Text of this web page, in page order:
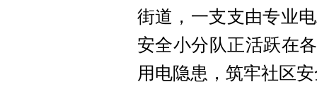
街道，一支支由专业
安全小分队正活跃在
用电隐患，筑牢社区